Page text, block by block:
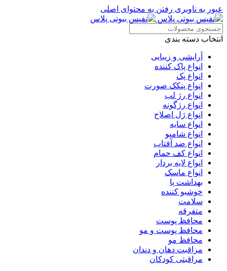
عبور به ناوبری رفتن به محتوای اصلی
انتخاب دسته بندی
آرایشی و زیبایی
انواع پاک کننده
انواع پک
انواع پنکک صورت
انواع رژ لب
انواع رژگونه
انواع ژل اصلاح
انواع سایه
انواع شامپو
انواع ضد آفتاب
انواع کف حمام
انواع لایه بردار
انواع ماسک
بهداشت پا
خوشبو کننده
سلامت
متفرقه
محافظ پوست
محافظ پوست و مو
محافظ مو
مراقبت دهان و دندان
مراقبتی کودکان